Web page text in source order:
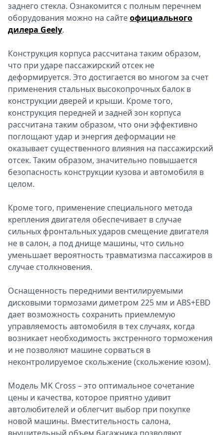
заднего стекла. Ознакомится с полным перечнем
оборудования можно на сайтеофициального
дилера Geely.
Конструкция корпуса рассчитана таким образом,
что при ударе пассажирский отсек не
деформируется. Это достигается во многом за счет
применения стальных высокопрочных балок в
конструкции дверей и крыши. Кроме того,
конструкция передней и задней зон корпуса
рассчитана таким образом, что они эффективно
поглощают удар и энергия деформации не
оказывает существенного влияния на пассажирский
отсек. Таким образом, значительно повышается
безопасность конструкции кузова и автомобиля в
целом.
Кроме того, применение специального метода
крепления двигателя обеспечивает в случае
сильных фронтальных ударов смещение двигателя
не в салон, а под днище машины, что сильно
уменьшает вероятность травматизма пассажиров в
случае столкновения.
Оснащенность передними вентилируемыми
дисковыми тормозами диметром 225 мм и ABS+EBD
дает возможность сохранить приемлемую
управляемость автомобиля в тех случаях, когда
возникает необходимость экстренного торможения
и не позволяют машине сорваться в
неконтролируемое скольжение (скольжение юзом).
Модель MK Cross – это оптимальное сочетание
цены и качества, которое приятно удивит
автолюбителей и облегчит выбор при покупке
новой машины. Вместительность салона,